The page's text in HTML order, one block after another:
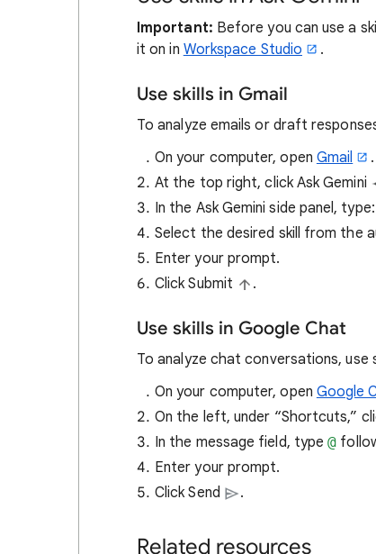
Important: Before you can use a
it on in Workspace Studio .
Use skills in Gmail
To analyze emails or draft
On your computer, open Gmail
.
At the top right, click Ask Gemini
In the Ask Gemini side panel, type:
Select the desired skill from the
Enter your prompt.
Click Submit
.
Use skills in Google Chat
To analyze chat conversations, use
On your computer, open Google
On the left, under “Shortcuts,”
In the message field, type@
Enter your prompt.
Click Send
.
Related resources